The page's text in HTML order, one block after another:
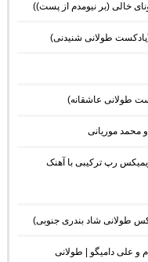
خالی (بر نیومدم از پست))
رپ ترکیبی با آهنک
43 از دیجی رهام و علی دامیگو | طولانی